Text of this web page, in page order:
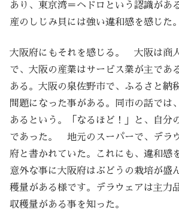
あり、東京湾＝ヘドロという認識が
産のしじみ貝には強い違和感を感じた。
大阪府にもそれを感じる。 大阪は商
で、大阪の産業はサービス業が主であ
ある。大阪の泉佐野市で、ふるさと納
問題になった事がある。同市の話では
あるという。「なるほど！」と、自分
であった。 地元のスーパーで、デラ
府と書かれていた。これにも、違和感
意外な事に大阪府はぶどうの栽培が盛
穫量がある様です。デラウェアは主力
収穫量がある事を知った。